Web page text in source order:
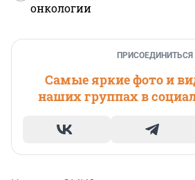
онкологии
ПРИСОЕДИНИТЬСЯ
Самые яркие фото и
наших группах в